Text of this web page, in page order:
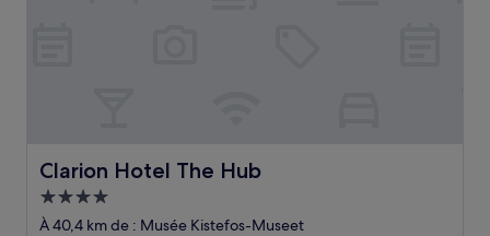
Clarion Hotel The Hub
Clarion Hotel The Hub
Hébergement
4.0 étoiles
À 40,4 km de : Musée Kistefos-Museet